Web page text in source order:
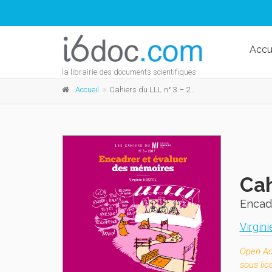
la librairie des documents scientifiques
Accueil Cahiers du LLL n° 3 – 2017
Open
sous